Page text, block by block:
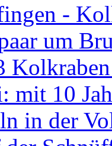
-
um
mit 10
in der